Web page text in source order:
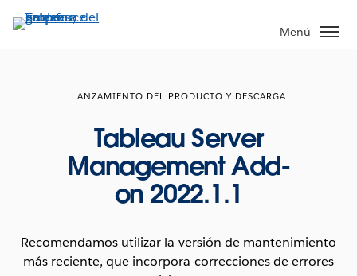
Menú
LANZAMIENTO DEL PRODUCTO Y DESCARGA
Tableau Server
Management Add-
on 2022.1.1
Recomendamos utilizar la versión de mantenimiento
más reciente, que incorpora correcciones de errores